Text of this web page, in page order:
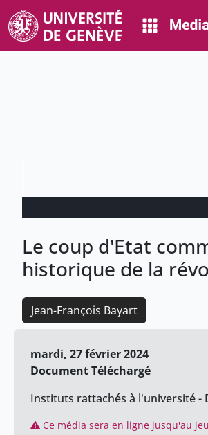
Le coup d'Etat
historique de la
Jean-François Bayart
mardi, 27 février 2024
Document Téléchargé
Instituts rattachés à l'université
Ce média sera en ligne jusqu'au